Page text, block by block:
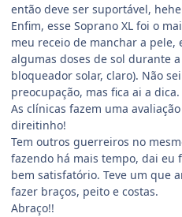
então deve ser suportável,
Enfim, esse Soprano XL foi o
meu receio de manchar a pele,
algumas doses de sol durante
bloqueador solar, claro). Não
preocupação, mas fica ai a dica.
As clínicas fazem uma
direitinho!
Tem outros guerreiros no
fazendo há mais tempo, dai eu
bem satisfatório. Teve um que
fazer braços, peito e costas.
Abraço!!